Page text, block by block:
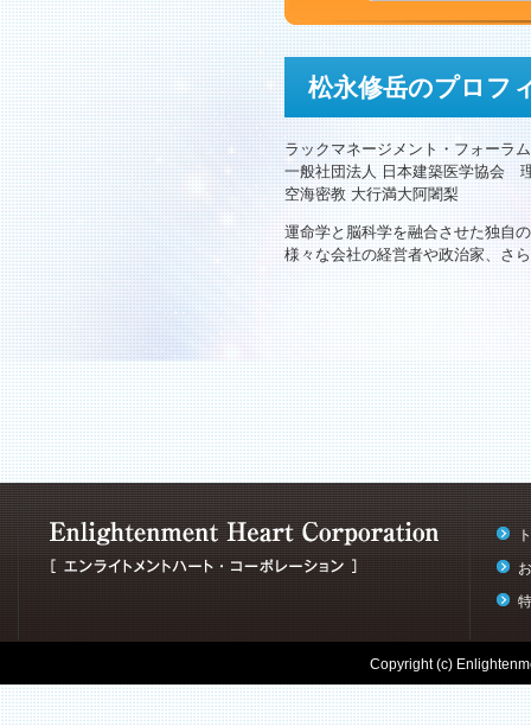
松永修岳のプロフ
ラックマネージメント・フォーラ
一般社団法人 日本建築医学協会
空海密教 大行満大阿闍梨
運命学と脳科学を融合させた独自
様々な会社の経営者や政治家、さ
Copyright (c)